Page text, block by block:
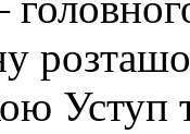
Уступ